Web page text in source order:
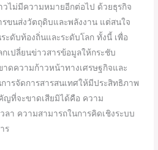
ไม่มีความหมายอีกต่อไป ด้วยธุรกิจ
รขนส่งวัตถุดิบและพลังงาน แต่สนใจ
ะดับท้องถิ่นและระดับโลก ทั้งนี้ เพื่อ
เปลี่ยนข่าวสารข้อมูลให้กระชับ
ความก้าวหน้าทางเศรษฐกิจและ
ารจัดการสารสนเทศให้มีประสิทธิภาพ
ที่จะขาดเสียมิได้คือ ความ
ลา ความสามารถในการคิดเชิงระบบ
ร